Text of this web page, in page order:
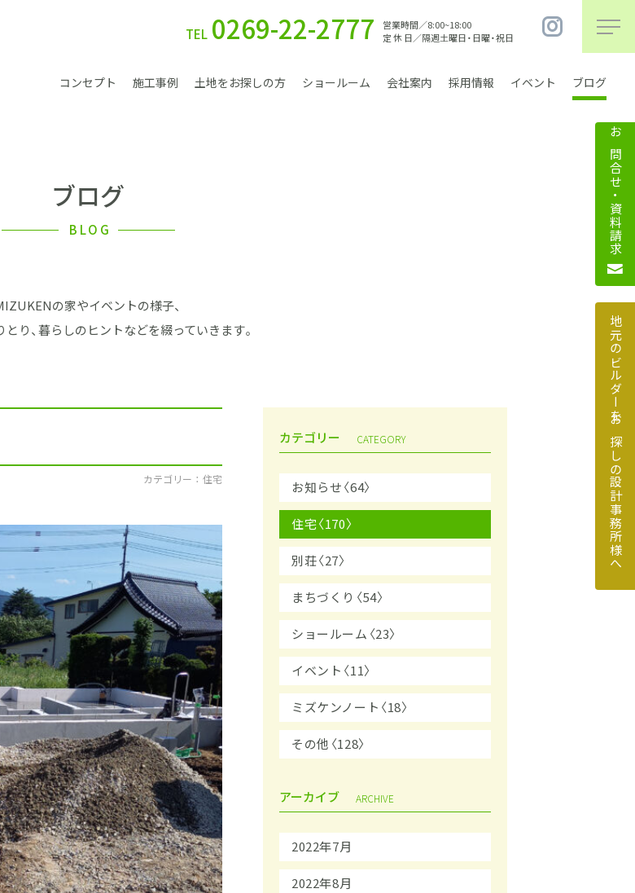
TEL 0269-22-2777
営業時間／8:00~18:00
定 休 日／隔週土曜日・日曜・祝日
コンセプト 施工事例 土地をお探しの方 ショールーム 会社案内 採用情報 イベント ブログ
別 荘
会社案内
ブログ
地元のビルダーを お探しの設計事務所様へ
ブログ
BLOG
の家やイベントの様子、
り、暮らしのヒントなどを綴っていきます。
カテゴリー ： 住宅
カテゴリー CATEGORY
お知らせ〈64〉
住宅〈170〉
別荘〈27〉
まちづくり〈54〉
ショールーム〈23〉
イベント〈11〉
ミズケンノート〈18〉
その他〈128〉
アーカイブ ARCHIVE
2022年7月
2022年8月
お問合せ・資料請求
地元のビルダーをお探しの設計事務所様へ